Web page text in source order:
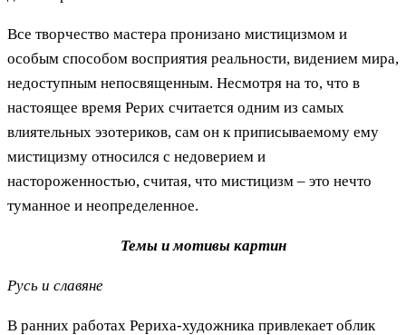
Все творчество мастера пронизано мистицизмом и
особым способом восприятия реальности, видением мира,
недоступным непосвященным. Несмотря на то, что в
настоящее время Рерих считается одним из самых
влиятельных эзотериков, сам он к приписываемому ему
мистицизму относился с недоверием и
настороженностью, считая, что мистицизм – это нечто
туманное и неопределенное.
Темы и мотивы картин
Русь и славяне
В ранних работах Рериха-художника привлекает облик